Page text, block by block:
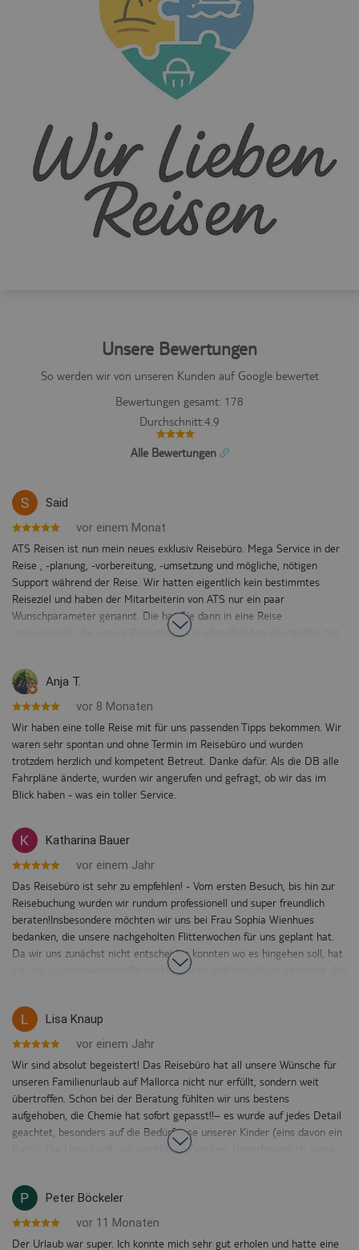
Unsere Bewertungen
So werden wir von unseren Kunden auf Google bewertet
Bewertungen gesamt: 178
Durchschnitt:4.9
Alle Bewertungen
Said
vor einem Monat
ATS Reisen ist nun mein neues exklusiv Reisebüro. Mega Service in der
Reise , -planung, -vorbereitung, -umsetzung und mögliche, nötigen
Support während der Reise. Wir hatten eigentlich kein bestimmtes
Reiseziel und haben der Mitarbeiterin von ATS nur ein paar
Wunschparameter genannt. Die hat Sie dann in eine Reise
umgewandelt, die unsere Erwartungen in allen Punkten übertroffen hat.
von Düsseldorf nach Conil und zurück begleitet und mega freundlich und
kompetent betreut haben. Wir freuen uns schon auf die nächste Runde
😀. Said
Anja T.
vor 8 Monaten
Wir haben eine tolle Reise mit für uns passenden Tipps bekommen. Wir
waren sehr spontan und ohne Termin im Reisebüro und wurden
trotzdem herzlich und kompetent Betreut. Danke dafür. Als die DB alle
Fahrpläne änderte, wurden wir angerufen und gefragt, ob wir das im
Blick haben - was ein toller Service.
Katharina Bauer
vor einem Jahr
Das Reisebüro ist sehr zu empfehlen! - Vom ersten Besuch, bis hin zur
Reisebuchung wurden wir rundum professionell und super freundlich
beraten!Insbesondere möchten wir uns bei Frau Sophia Wienhues
bedanken, die unsere nachgeholten Flitterwochen für uns geplant hat.
Da wir uns zunächst nicht entscheiden konnten wo es hingehen soll, hat
sie uns zu verschiedenen Reisezielen Ideen und Vorschläge geschickt. Am
Die Hotels, die sie dort für uns rausgesucht hat, waren alle absolut
traumhaft und perfekt für uns! Frau Wienheus ist telefonisch immer
super zu erreichen und via WhatsApp wurden spontane Fragen auch
gerne wieder bei ihr buchen. :)
Lisa Knaup
vor einem Jahr
Wir sind absolut begeistert! Das Reisebüro hat all unsere Wünsche für
unseren Familienurlaub auf Mallorca nicht nur erfüllt, sondern weit
übertroffen. Schon bei der Beratung fühlten wir uns bestens
aufgehoben, die Chemie hat sofort gepasst!!– es wurde auf jedes Detail
geachtet, besonders auf die Bedürfnisse unserer Kinder (eins davon ein
Baby). Die Unterkunft war perfekt für Familien: kinderfreundlich, ruhig
Dankeschön an Frau Wienhues für die herzliche Betreuung und die
perfekte Buchung. Wir werden für unseren nächsten Urlaub definitiv
wiederkommen!!!
Peter Böckeler
vor 11 Monaten
Der Urlaub war super. Ich konnte mich sehr gut erholen und hatte eine